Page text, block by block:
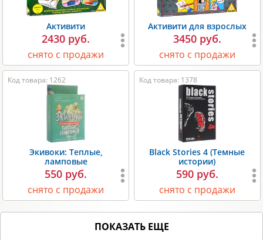
Активити
2430 руб.
снято с продажи
Активити для взрослых
3450 руб.
снято с продажи
Код товара: 1262
Экивоки: Теплые,
ламповые
550 руб.
снято с продажи
Код товара: 1378
Black Stories 4 (Темные
истории)
590 руб.
снято с продажи
ПОКАЗАТЬ ЕЩЕ